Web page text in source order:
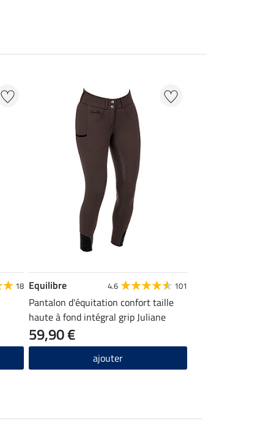
18 Equilibre 4.6 101
Pantalon d'équitation confort taille
haute à fond intégral grip Juliane
59,90 €
ajouter